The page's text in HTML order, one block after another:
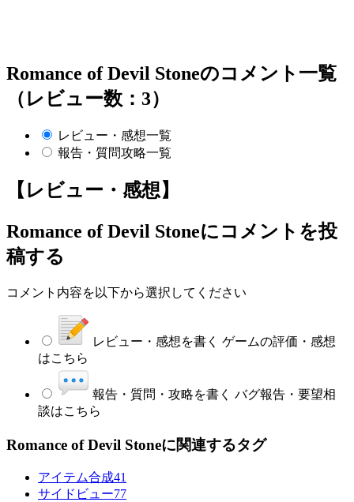
Romance of Devil Stoneのコメント一覧
（レビュー数：3）
レビュー・感想一覧
報告・質問攻略一覧
【レビュー・感想】
Romance of Devil Stoneにコメントを投
稿する
コメント内容を以下から選択してください
レビュー・感想を書く ゲームの評価・感想
はこちら
報告・質問・攻略を書く バグ報告・要望相
談はこちら
Romance of Devil Stoneに関連するタグ
アイテム合成41
サイドビュー77